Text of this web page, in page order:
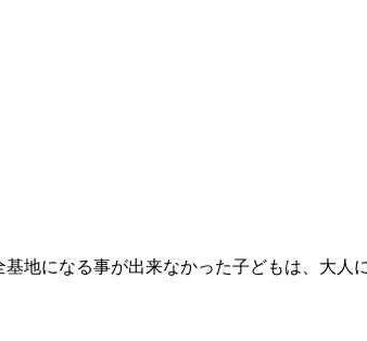
地になる事が出来なかった子どもは、大人